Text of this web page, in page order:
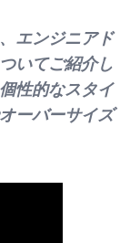
エンジニアド
いてご紹介し
性的なスタイ
ーバーサイズ